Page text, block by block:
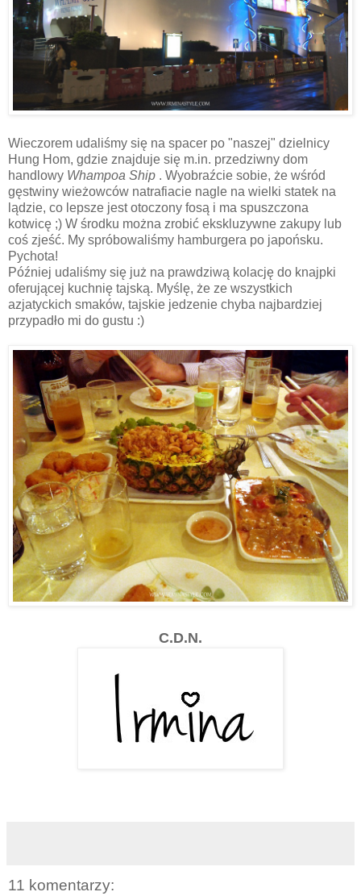
Wieczorem udaliśmy się na spacer po "naszej" dzielnicy
Hung Hom, gdzie znajduje się m.in. przedziwny dom
handlowy Whampoa Ship . Wyobraźcie sobie, że wśród
gęstwiny wieżowców natrafiacie nagle na wielki statek na
lądzie, co lepsze jest otoczony fosą i ma spuszczona
kotwicę ;) W środku można zrobić ekskluzywne zakupy lub
coś zjeść. My spróbowaliśmy hamburgera po japońsku.
Pychota!
Później udaliśmy się już na prawdziwą kolację do knajpki
oferującej kuchnię tajską. Myślę, że ze wszystkich
azjatyckich smaków, tajskie jedzenie chyba najbardziej
przypadło mi do gustu :)
C.D.N.
11 komentarzy: